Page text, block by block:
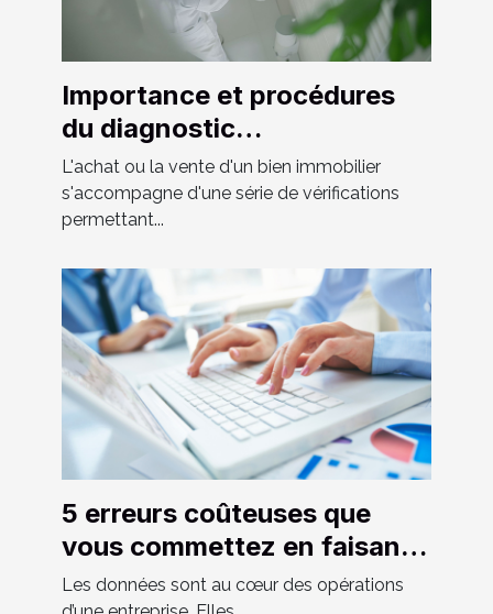
Importance et procédures
du diagnostic
assainissement lors de la
vente
L'achat ou la vente d'un bien immobilier
s'accompagne d'une série de vérifications
permettant...
5 erreurs coûteuses que
vous commettez en faisant
de la saisie des données
Les données sont au cœur des opérations